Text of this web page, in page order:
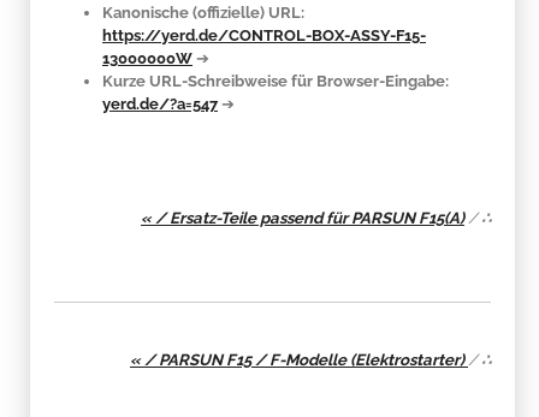
Kanonische (offizielle) URL:
https://yerd.de/CONTROL-BOX-ASSY-F15-
13000000W ➔
Kurze URL-Schreibweise für Browser-Eingabe:
yerd.de/?a=547 ➔
« / Ersatz-Teile passend für PARSUN F15(A)/∴
« / PARSUN F15 / F-Modelle (Elektrostarter) /∴